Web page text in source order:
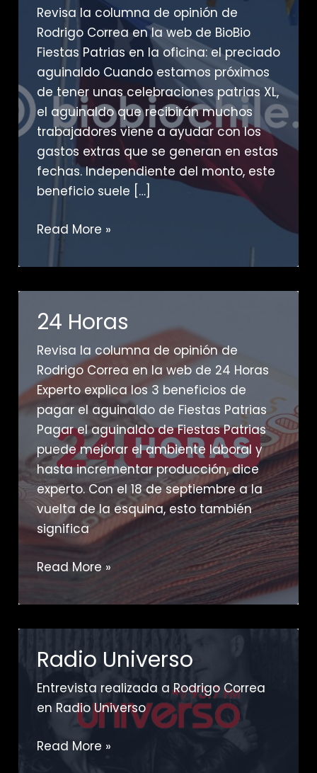
Revisa la columna de opinión de
Rodrigo Correa en la web de BioBio
Fiestas Patrias en la oficina: el preciado
aguinaldo Cuando estamos próximos
de tener unas celebraciones patrias XL,
el aguinaldo que recibirán muchos
trabajadores viene a ayudar con los
gastos extras que se generan en estas
fechas. Independiente del monto, este
beneficio suele […]
BioBio
Read More »
24 Horas
Revisa la columna de opinión de
Rodrigo Correa en la web de 24 Horas
Experto explica los 3 beneficios de
pagar el aguinaldo de Fiestas Patrias
Pagar el aguinaldo de Fiestas Patrias
puede mejorar el ambiente laboral y
hasta incrementar producción, dice
experto. Con el 18 de septiembre a la
vuelta de la esquina, esto también
significa
24
Read More »
Radio Universo
Entrevista realizada a Rodrigo Correa
en Radio Universo
Radio
Read More »